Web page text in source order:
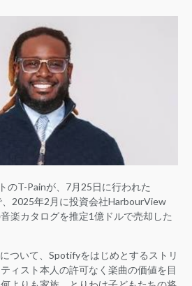
のT-Painが、7月25日に行われた
2025年2月に投資会社HarbourView
楽カタログを推定1億ドルで売却した
ついて、Spotifyをはじめとするストリ
ィスト本人の許可なく楽曲の価値を目